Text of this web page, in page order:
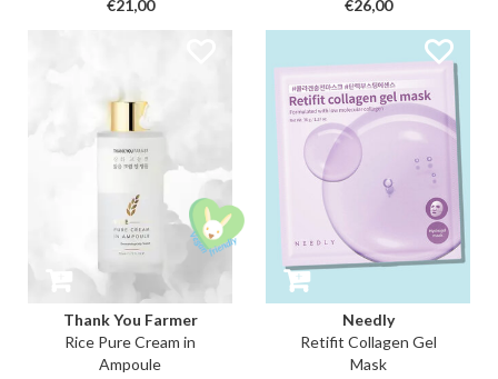
& zwarte ginseng verhelderen en
beschermen, terwijl bakuchiol &
vervaagt lijntjes zichtbaar voor
een stralende, stevige huid.
€21,00
ontzwelt en verheldert de teint
direct. Verrijkt met Rijstextract,
Allantoïne en Niacinamide om de
herstellen voor een frisse blik.
€26,00
Thank You Farmer
Rice Pure Cream in
Ampoule
Needly
Retifit Collagen Gel
Mask